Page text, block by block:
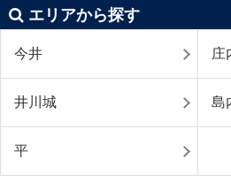
エリアから探す
今井 庄
井川城 島
平